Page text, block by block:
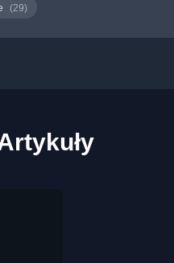
(29)